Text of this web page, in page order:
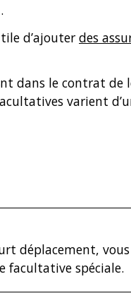
d’ajouter des
dans le contrat de
varient
déplacement,
facultative spéciale.